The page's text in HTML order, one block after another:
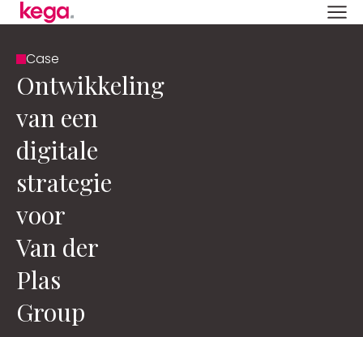
Case
Ontwikkeling
van een
digitale
strategie
voor
Van der
Plas
Group